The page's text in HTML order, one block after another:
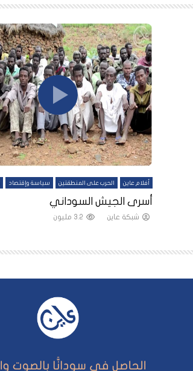
شاهد لاحقاً
أفلام عاين الحرب على المنطقتين سياسة وإقتصاد
أسرى الجيش السوداني
شبكة عاين 3.2 مليون